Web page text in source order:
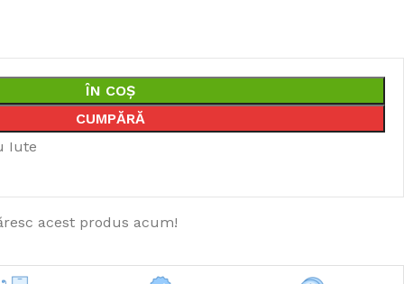
ÎN COȘ
CUMPĂRĂ
Iute
acest produs acum!